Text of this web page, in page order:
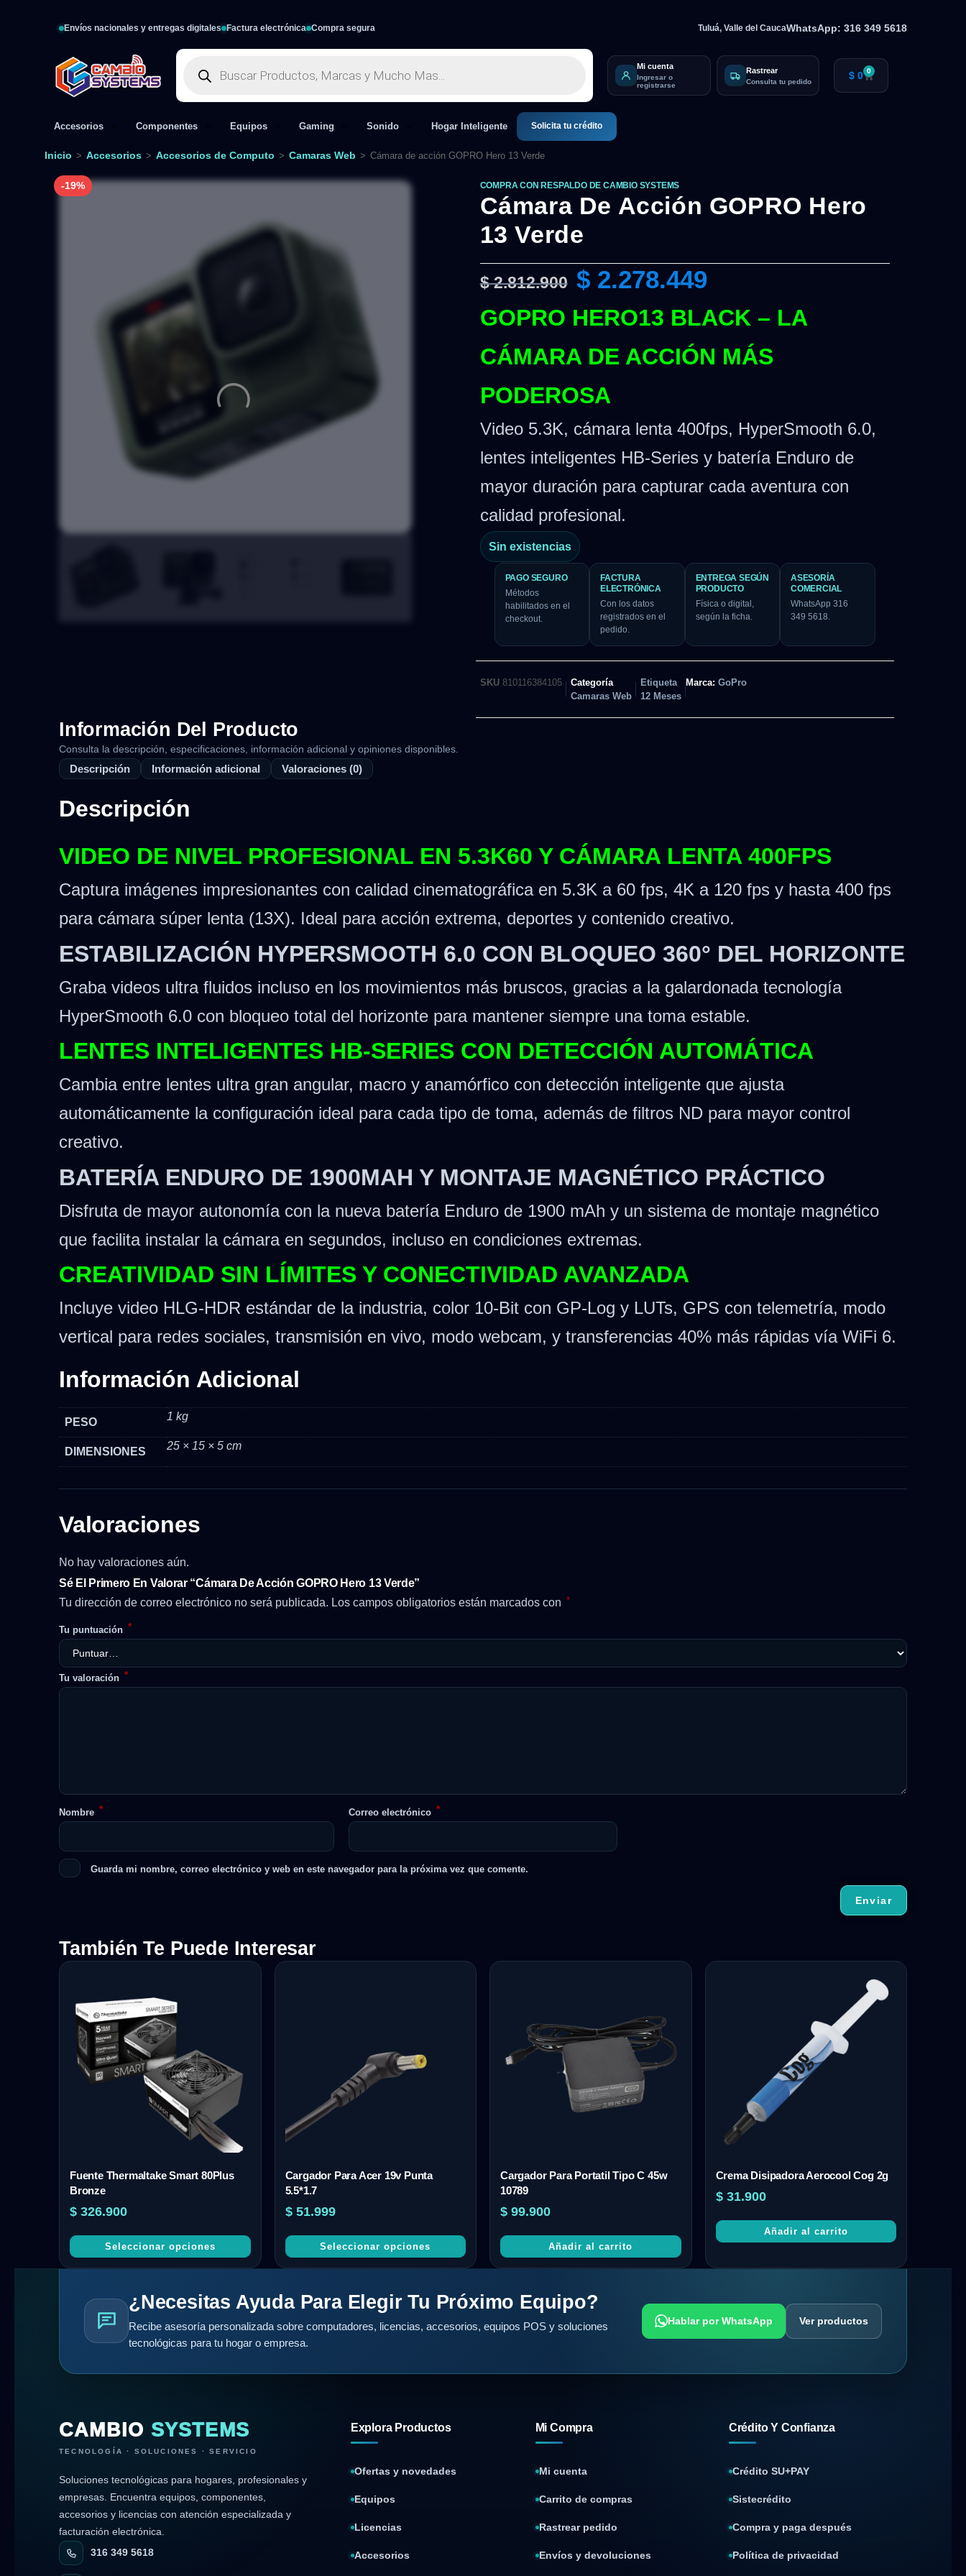
Envíos nacionales y entregas digitales Factura electrónica Compra segura Tuluá, Valle del CaucaWhatsApp: 316 349 5618
Mi cuenta
Ingresar o
registrarse
Rastrear
Consulta tu pedido $ 0 0
Accesorios Componentes Equipos Gaming Sonido Hogar Inteligente Solicita tu crédito
Inicio > Accesorios > Accesorios de Computo > Camaras Web > Cámara de acción GOPRO Hero 13 Verde
-19% COMPRA CON RESPALDO DE CAMBIO SYSTEMS
Cámara De Acción GOPRO Hero
13 Verde
$2.812.900 $2.278.449
GOPRO HERO13 BLACK – LA
CÁMARA DE ACCIÓN MÁS
PODEROSA
Video 5.3K, cámara lenta 400fps, HyperSmooth 6.0,
lentes inteligentes HB-Series y batería Enduro de
mayor duración para capturar cada aventura con
calidad profesional.
Sin existencias
PAGO SEGURO
Métodos
habilitados en el
checkout.
FACTURA
ELECTRÓNICA
Con los datos
registrados en el
pedido.
ENTREGA SEGÚN
PRODUCTO
Física o digital,
según la ficha.
ASESORÍA
COMERCIAL
WhatsApp 316
349 5618.
SKU 810116384105
Categoría
Camaras Web
Etiqueta
12 Meses
Marca: GoPro
Información Del Producto
Consulta la descripción, especificaciones, información adicional y opiniones disponibles.
Descripción Información adicional Valoraciones (0)
Descripción
VIDEO DE NIVEL PROFESIONAL EN 5.3K60 Y CÁMARA LENTA 400FPS
Captura imágenes impresionantes con calidad cinematográfica en 5.3K a 60 fps, 4K a 120 fps y hasta 400 fps
para cámara súper lenta (13X). Ideal para acción extrema, deportes y contenido creativo.
ESTABILIZACIÓN HYPERSMOOTH 6.0 CON BLOQUEO 360° DEL HORIZONTE
Graba videos ultra fluidos incluso en los movimientos más bruscos, gracias a la galardonada tecnología
HyperSmooth 6.0 con bloqueo total del horizonte para mantener siempre una toma estable.
LENTES INTELIGENTES HB-SERIES CON DETECCIÓN AUTOMÁTICA
Cambia entre lentes ultra gran angular, macro y anamórfico con detección inteligente que ajusta
automáticamente la configuración ideal para cada tipo de toma, además de filtros ND para mayor control
creativo.
BATERÍA ENDURO DE 1900MAH Y MONTAJE MAGNÉTICO PRÁCTICO
Disfruta de mayor autonomía con la nueva batería Enduro de 1900 mAh y un sistema de montaje magnético
que facilita instalar la cámara en segundos, incluso en condiciones extremas.
CREATIVIDAD SIN LÍMITES Y CONECTIVIDAD AVANZADA
Incluye video HLG-HDR estándar de la industria, color 10-Bit con GP-Log y LUTs, GPS con telemetría, modo
vertical para redes sociales, transmisión en vivo, modo webcam, y transferencias 40% más rápidas vía WiFi 6.
Información Adicional
PESO 1 kg
DIMENSIONES 25 × 15 × 5 cm
Valoraciones
No hay valoraciones aún.
Sé El Primero En Valorar “Cámara De Acción GOPRO Hero 13 Verde”
Tu dirección de correo electrónico no será publicada. Los campos obligatorios están marcados con *
Tu puntuación *
Tu valoración *
Nombre * Correo electrónico *
Guarda mi nombre, correo electrónico y web en este navegador para la próxima vez que comente.
También Te Puede Interesar
Fuente Thermaltake Smart 80Plus
Bronze
$ 326.900
Seleccionar opciones
Cargador Para Acer 19v Punta
5.5*1.7
$51.999
Seleccionar opciones
Cargador Para Portatil Tipo C 45w
10789
$ 99.900
Añadir al carrito
Crema Disipadora Aerocool Cog 2g
$31.900
Añadir al carrito
¿Necesitas Ayuda Para Elegir Tu Próximo Equipo?
Recibe asesoría personalizada sobre computadores, licencias, accesorios, equipos POS y soluciones
tecnológicas para tu hogar o empresa.
Hablar por WhatsApp Ver productos
CAMBIO SYSTEMS
TECNOLOGÍA · SOLUCIONES · SERVICIO
Soluciones tecnológicas para hogares, profesionales y
empresas. Encuentra equipos, componentes,
accesorios y licencias con atención especializada y
facturación electrónica.
316 349 5618
Explora Productos
Ofertas y novedades
Equipos
Licencias
Accesorios
Mi Compra
Mi cuenta
Carrito de compras
Rastrear pedido
Envíos y devoluciones
Crédito Y Confianza
Crédito SU+PAY
Sistecrédito
Compra y paga después
Política de privacidad